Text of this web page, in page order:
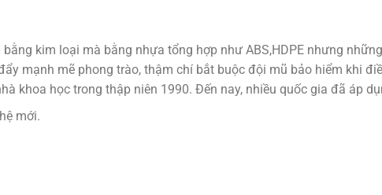
kim loại mà bằng nhựa tổng hợp như ABS,HDPE nhưng
mạnh mẽ phong trào, thậm chí bắt buộc đội mũ bảo hiểm khi
khoa học trong thập niên 1990. Đến nay, nhiều quốc gia đã áp
mới.